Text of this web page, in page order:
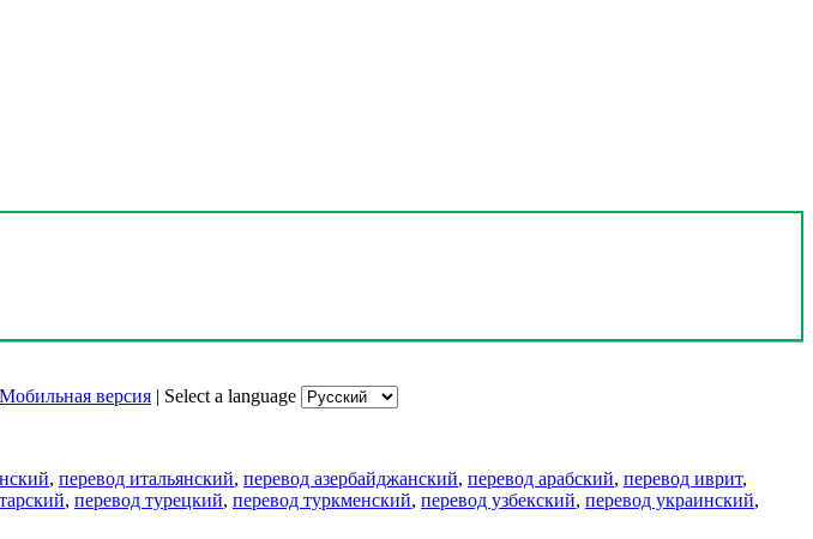
Мобильная версия | Select a language
, перевод итальянский, перевод азербайджанский, перевод арабский, перевод иврит,
, перевод турецкий, перевод туркменский, перевод узбекский, перевод украинский,